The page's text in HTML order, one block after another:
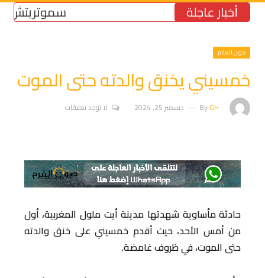
أخبار عاجلة سموتريتش:
حول العالم
خمسيني يخنق والدته حتى الموت
ByGH ديسمبر 25, 2024 لا توجد تعليقات
حادثة مأساوية شهدتها مدينة أيت ملول المغربية، أول
من أمس الأحد، حيث أقدم خمسيني على خنق والدته
حتى الموت، في ظروف غامضة.